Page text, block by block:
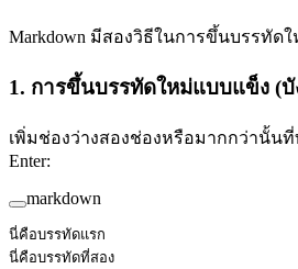
Markdown มีสองวิธีในการขึ้นบรรทัดใ
1. การขึ้นบรรทัดใหม่แบบแข็ง (
เพิ่มช่องว่างสองช่องหรือมากกว่านั้น
Enter:
markdown
นี่คือบรรทัดแรก
นี่คือบรรทัดที่สอง